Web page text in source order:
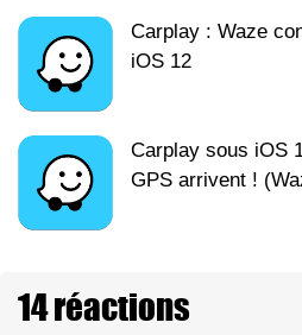
Carplay : Waze
iOS 12
Carplay sous iOS
GPS arrivent !
14 réactions